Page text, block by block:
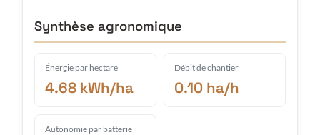
Synthèse agronomique
Énergie par hectare
4.68 kWh/ha
Débit de chantier
0.10 ha/h
Autonomie par batterie